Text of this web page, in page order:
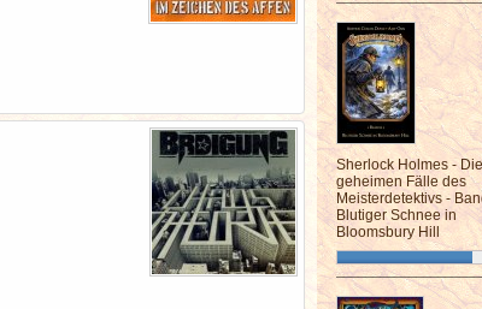
Sherlock Holmes - Die
geheimen Fälle des
Meisterdetektivs -
Blutiger Schnee in
Bloomsbury Hill